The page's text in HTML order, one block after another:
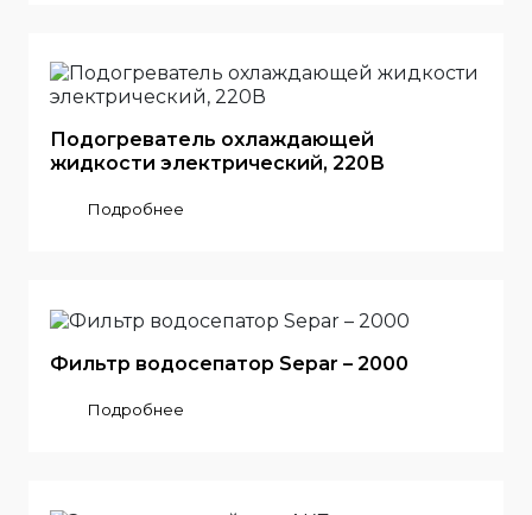
Подогреватель охлаждающей
жидкости электрический, 220В
Подробнее
Фильтр водосепатор Separ – 2000
Подробнее